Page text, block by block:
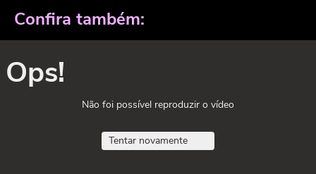
Confira também:
Ops!
Não foi possível reproduzir o vídeo
Tentar novamente